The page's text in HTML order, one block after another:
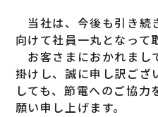
当社は、今後も引き続
向けて社員一丸となって
お客さまにおかれまし
掛けし、誠に申し訳ござ
しても、節電へのご協
願い申し上げます。